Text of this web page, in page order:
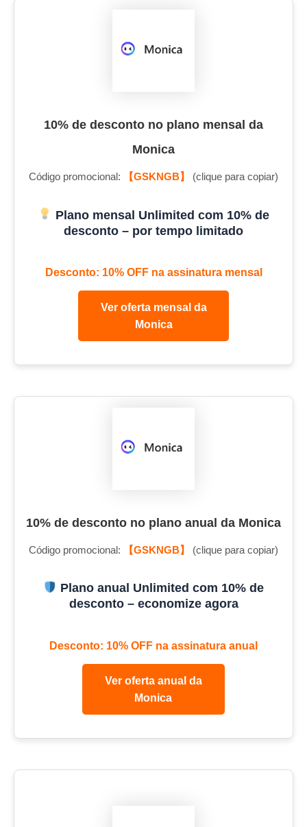
10% de desconto no plano mensal da
Monica
Código promocional: 【GSKNGB】 (clique para copiar)
Plano mensal Unlimited com 10% de
desconto – por tempo limitado
Desconto: 10% OFF na assinatura mensal
Ver oferta mensal da
Monica
10% de desconto no plano anual da Monica
Código promocional: 【GSKNGB】 (clique para copiar)
Plano anual Unlimited com 10% de
desconto – economize agora
Desconto: 10% OFF na assinatura anual
Ver oferta anual da
Monica